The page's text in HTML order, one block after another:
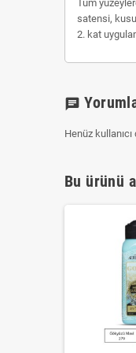
Tüm
satensi,
2. kat
chat
Henüz
Bu ürünü